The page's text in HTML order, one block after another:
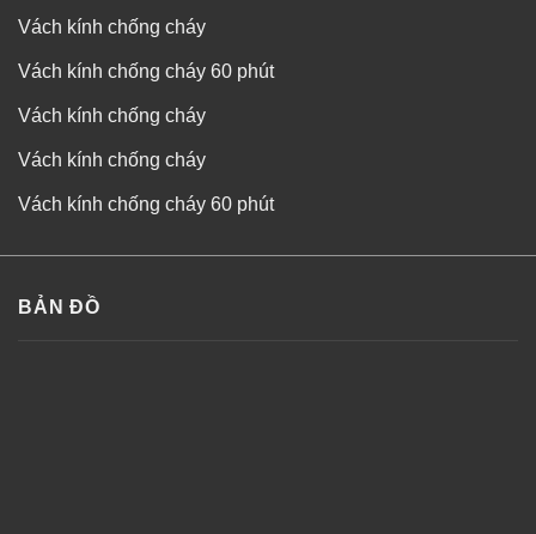
Vách kính chống cháy
Vách kính chống cháy 60 phút
Vách kính chống cháy
Vách kính chống cháy
Vách kính chống cháy 60 phút
BẢN ĐỒ